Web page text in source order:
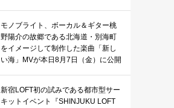
モノブライト、ボーカル＆ギター桃
野陽介の故郷である北海道・別海町
をイメージして制作した楽曲「新し
い海」MVが本日8月7日（金）に公開
新宿LOFT初の試みである都市型サー
キットイベント『SHINJUKU LOFT